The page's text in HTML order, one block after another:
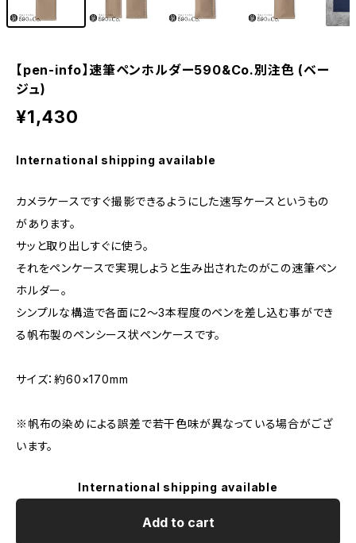
【pen-info】速筆ペンホルダー590&Co.別注色 (ベー
ジュ)
¥1,430
International shipping available
カメラケースですぐ撮影できるようにした速写ケースというもの
があります。
サッと取り出しすぐに使う。
それをペンケースで実現しようと生み出されたのがこの速筆ペン
ホルダー。
シンプルな構造で各面に2〜3本程度のペンを差し込む事ができ
る帆布製のペンシース状ペンケースです。
サイズ：約60×170mm
※帆布の染めによる誤差で若干色味が異なっている場合がござ
います。
International shipping available
Add to cart